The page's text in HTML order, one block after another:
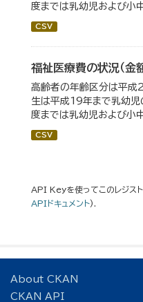
度までは乳幼児および小
CSV
福祉医療費の状況（金
高齢者の年齢区分は平成
生は平成19年まで乳幼児
度までは乳幼児および小
CSV
API Keyを使ってこのレジスト
APIドキュメント).
About CKAN
CKAN API